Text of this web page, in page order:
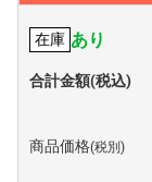
在庫 あり
合計金額(税込)
商品価格(税別)